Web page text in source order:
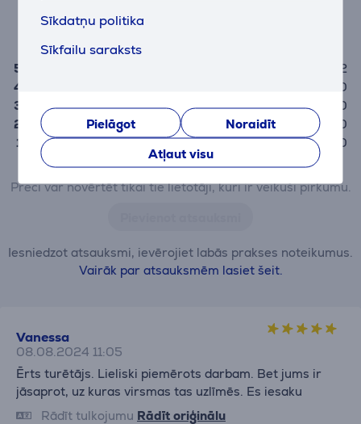
Sīkdatņu politika
Sīkfailu saraksts
Pielāgot
Noraidīt
Atļaut visu
5
2
4
0
3
0
2
0
1
0
Preci var novērtēt tikai tie lietotāji, kuri ir veikuši pirkumu.
Iesniedzot atsauksmi, ievērojiet labās prakses noteikumus.
Vairāk par atsauksmēm lasiet šeit.
Vanessa
08.08.2024 11:05
Ērts turētājs. Lieliski piemērots darbam. Bet jums ir
jāsaprot, uz kuras virsmas tas uzlīmēs. Es iesaku
Rādīt tulkojumu Rādīt oriģinālu